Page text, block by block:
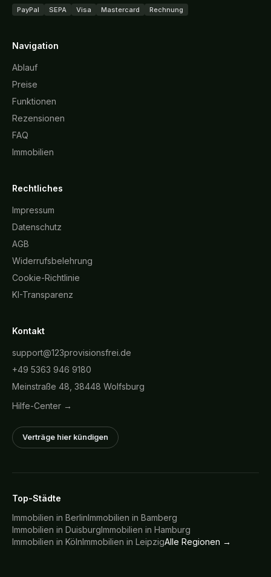
PayPal SEPA Visa Mastercard Rechnung
Navigation
Ablauf
Preise
Funktionen
Rezensionen
FAQ
Immobilien
Rechtliches
Impressum
Datenschutz
AGB
Widerrufsbelehrung
Cookie-Richtlinie
KI-Transparenz
Kontakt
support@123provisionsfrei.de
+49 5363 946 9180
Meinstraße 48, 38448 Wolfsburg
Hilfe-Center →
Verträge hier kündigen
Top-Städte
Immobilien in BerlinImmobilien in Bamberg
Immobilien in DuisburgImmobilien in Hamburg
Immobilien in KölnImmobilien in LeipzigAlle Regionen →